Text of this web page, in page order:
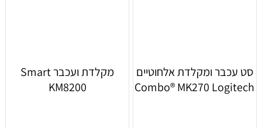
סט עכבר ומקלדת אלחוטיים
Combo® MK270 Logitech
‏מקלדת ועכבר Smart
KM8200